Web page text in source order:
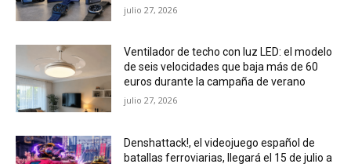
julio 27, 2026
Ventilador de techo con luz LED: el modelo
de seis velocidades que baja más de 60
euros durante la campaña de verano
julio 27, 2026
Denshattack!, el videojuego español de
batallas ferroviarias, llegará el 15 de julio a